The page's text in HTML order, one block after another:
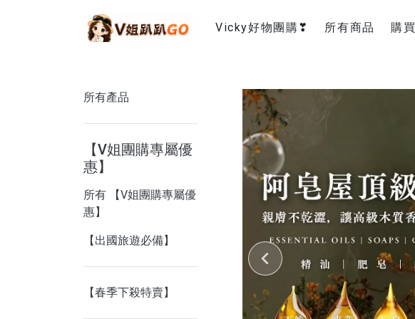
Vicky好物團購❣ 所有商品 購
購
所有產品
【V姐團購專屬優
惠】
所有 【V姐團購專屬優
惠】
【出國旅遊必備】
【春季下殺特賣】